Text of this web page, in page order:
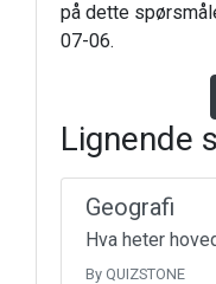
på dette
07-06.
Lignende
Geografi
Hva heter
By QUIZSTONE